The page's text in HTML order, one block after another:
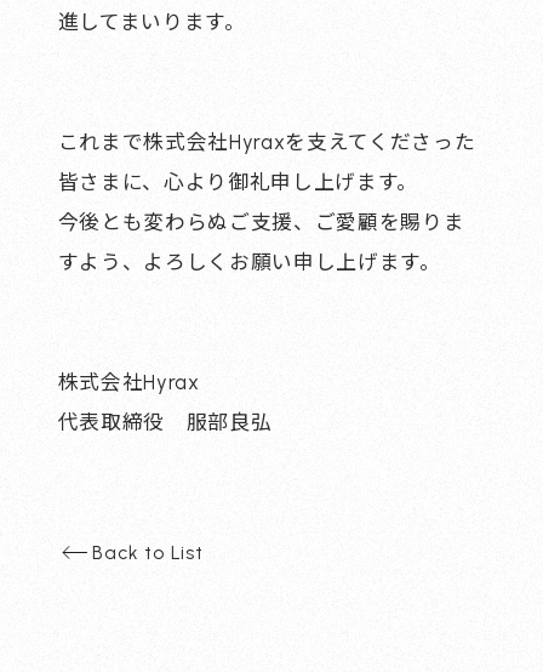
進してまいります。
これまで株式会社Hyraxを支えてくださった
皆さまに、心より御礼申し上げます。
今後とも変わらぬご支援、ご愛顧を賜りま
すよう、よろしくお願い申し上げます。
株式会社Hyrax
代表取締役 服部良弘
Back to List